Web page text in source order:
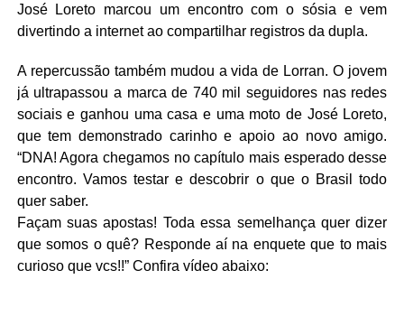
José Loreto marcou um encontro com o sósia e vem
divertindo a internet ao compartilhar registros da dupla.
A repercussão também mudou a vida de Lorran. O jovem
já ultrapassou a marca de 740 mil seguidores nas redes
sociais e ganhou uma casa e uma moto de José Loreto,
que tem demonstrado carinho e apoio ao novo amigo.
“DNA! Agora chegamos no capítulo mais esperado desse
encontro. Vamos testar e descobrir o que o Brasil todo
quer saber.
Façam suas apostas! Toda essa semelhança quer dizer
que somos o quê? Responde aí na enquete que to mais
curioso que vcs!!” Confira vídeo abaixo: